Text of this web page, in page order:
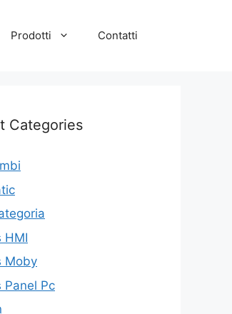
Prodotti Contatti
Categories
HMI
Moby
Panel Pc